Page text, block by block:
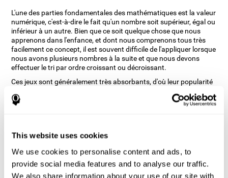
This website uses cookies
We use cookies to personalise content and ads, to
provide social media features and to analyse our traffic.
We also share information about your use of our site with
L'une des parties fondamentales des mathématiques est la valeur
numérique, c'est-à-dire le fait qu'un nombre soit supérieur, égal ou
inférieur à un autre. Bien que ce soit quelque chose que nous
apprenons dans l'enfance, et dont nous comprenons tous très
facilement ce concept, il est souvent difficile de l'appliquer lorsque
nous avons plusieurs nombres à la suite et que nous devons
effectuer le tri par ordre croissant ou décroissant.
Ces jeux sont généralement très absorbants, d'où leur popularité
version en ligne prenant en compte non seulement différents
niveaux de difficulté, mais aussi un design simple et facile à
Comment le jeu mental "Chiffres"
améliore-t-il mes compétences
cognitives ?